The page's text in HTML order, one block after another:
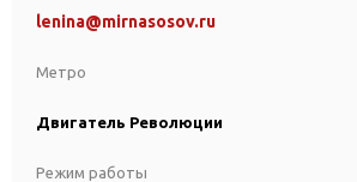
Метро
Двигатель Революции
lenina@mirnasosov.ru
Режим работы